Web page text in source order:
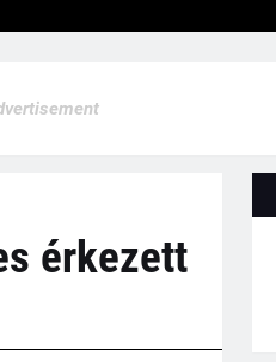
érkezett